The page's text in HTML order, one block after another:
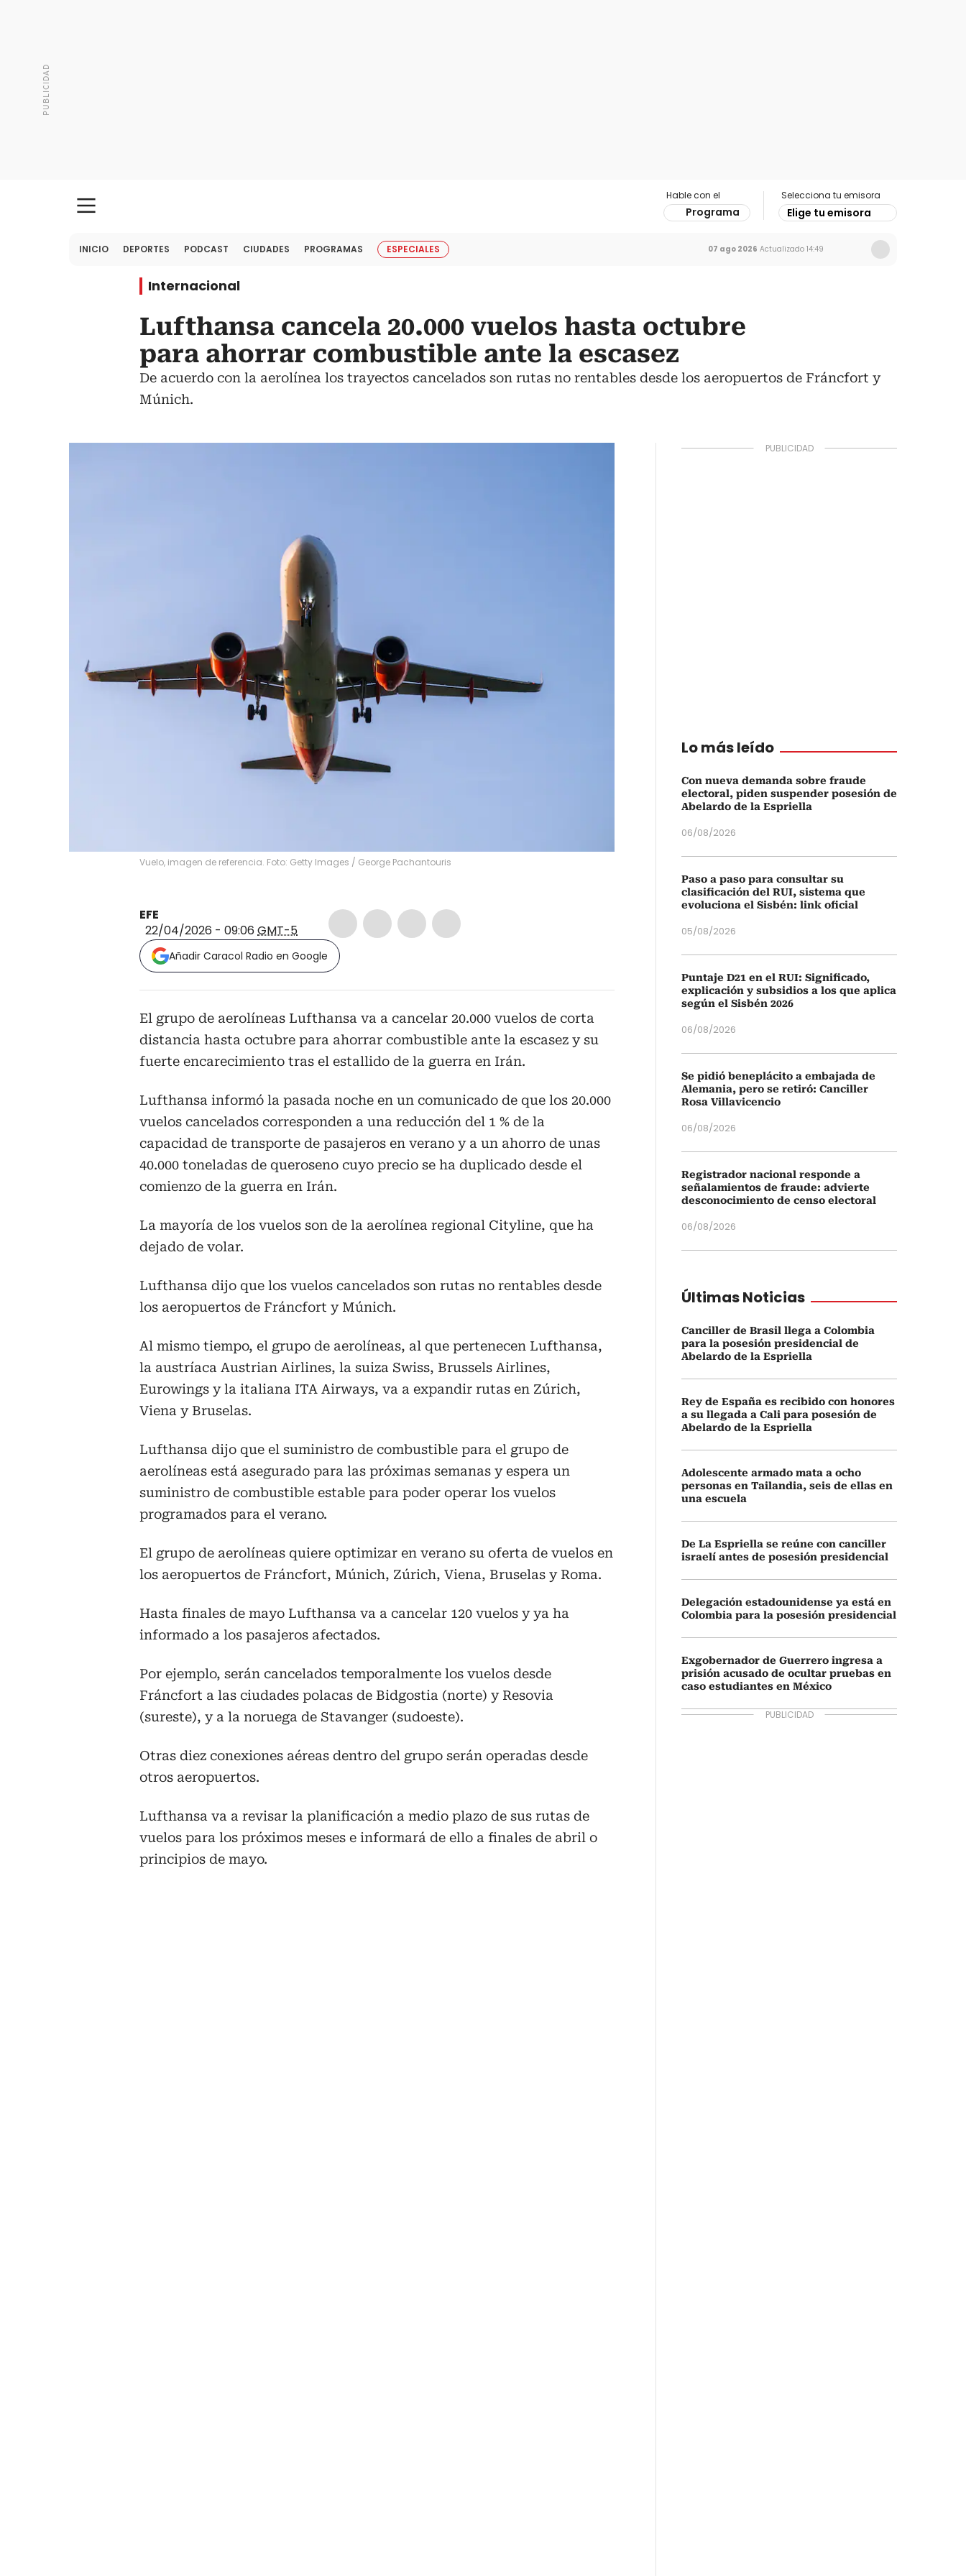
Hable con el
Programa
Selecciona tu emisora
Elige tu emisora
INICIO DEPORTES PODCAST CIUDADES PROGRAMAS ESPECIALES 07 ago 2026 Actualizado 14:49
Internacional
Lufthansa cancela 20.000 vuelos hasta octubre
para ahorrar combustible ante la escasez
De acuerdo con la aerolínea los trayectos cancelados son rutas no rentables desde los aeropuertos de Fráncfort y
Múnich.
Vuelo, imagen de referencia. Foto: Getty Images / George Pachantouris
EFE
22/04/2026 - 09:06 GMT-5
Añadir Caracol Radio en Google
El grupo de aerolíneas Lufthansa va a cancelar 20.000 vuelos de corta
distancia hasta octubre para ahorrar combustible ante la escasez y su
fuerte encarecimiento tras el estallido de la guerra en Irán.
Lufthansa informó la pasada noche en un comunicado de que los 20.000
vuelos cancelados corresponden a una reducción del 1 % de la
capacidad de transporte de pasajeros en verano y a un ahorro de unas
40.000 toneladas de queroseno cuyo precio se ha duplicado desde el
comienzo de la guerra en Irán.
La mayoría de los vuelos son de la aerolínea regional Cityline, que ha
dejado de volar.
Lufthansa dijo que los vuelos cancelados son rutas no rentables desde
los aeropuertos de Fráncfort y Múnich.
Al mismo tiempo, el grupo de aerolíneas, al que pertenecen Lufthansa,
la austríaca Austrian Airlines, la suiza Swiss, Brussels Airlines,
Eurowings y la italiana ITA Airways, va a expandir rutas en Zúrich,
Viena y Bruselas.
Lufthansa dijo que el suministro de combustible para el grupo de
aerolíneas está asegurado para las próximas semanas y espera un
suministro de combustible estable para poder operar los vuelos
programados para el verano.
El grupo de aerolíneas quiere optimizar en verano su oferta de vuelos en
los aeropuertos de Fráncfort, Múnich, Zúrich, Viena, Bruselas y Roma.
Hasta finales de mayo Lufthansa va a cancelar 120 vuelos y ya ha
informado a los pasajeros afectados.
Por ejemplo, serán cancelados temporalmente los vuelos desde
Fráncfort a las ciudades polacas de Bidgostia (norte) y Resovia
(sureste), y a la noruega de Stavanger (sudoeste).
Otras diez conexiones aéreas dentro del grupo serán operadas desde
otros aeropuertos.
Lufthansa va a revisar la planificación a medio plazo de sus rutas de
vuelos para los próximos meses e informará de ello a finales de abril o
principios de mayo.
Lo más leído
Con nueva demanda sobre fraude
electoral, piden suspender posesión de
Abelardo de la Espriella
06/08/2026
Paso a paso para consultar su
clasificación del RUI, sistema que
evoluciona el Sisbén: link oficial
05/08/2026
Puntaje D21 en el RUI: Significado,
explicación y subsidios a los que aplica
según el Sisbén 2026
06/08/2026
Se pidió beneplácito a embajada de
Alemania, pero se retiró: Canciller
Rosa Villavicencio
06/08/2026
Registrador nacional responde a
señalamientos de fraude: advierte
desconocimiento de censo electoral
06/08/2026
Últimas Noticias
Canciller de Brasil llega a Colombia
para la posesión presidencial de
Abelardo de la Espriella
Rey de España es recibido con honores
a su llegada a Cali para posesión de
Abelardo de la Espriella
Adolescente armado mata a ocho
personas en Tailandia, seis de ellas en
una escuela
De La Espriella se reúne con canciller
israelí antes de posesión presidencial
Delegación estadounidense ya está en
Colombia para la posesión presidencial
Exgobernador de Guerrero ingresa a
prisión acusado de ocultar pruebas en
caso estudiantes en México